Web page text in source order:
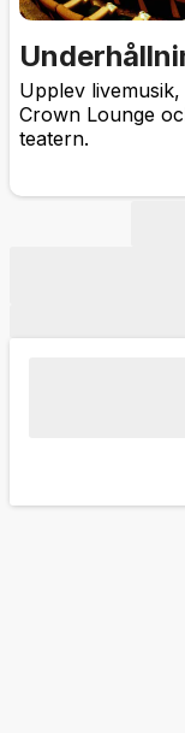
Upplev
Crown Lounge
teatern.